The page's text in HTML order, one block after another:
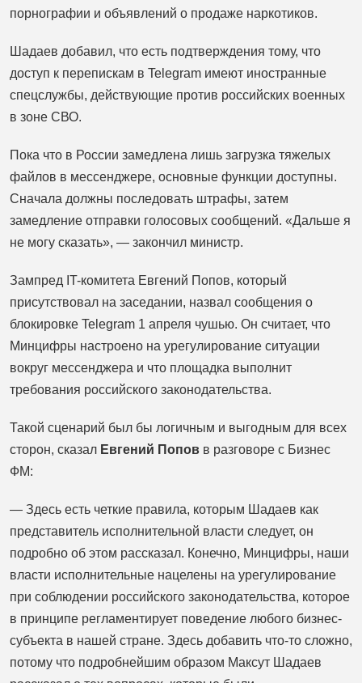
порнографии и объявлений о продаже наркотиков.
Шадаев добавил, что есть подтверждения тому, что
доступ к перепискам в Telegram имеют иностранные
спецслужбы, действующие против российских военных
в зоне СВО.
Пока что в России замедлена лишь загрузка тяжелых
файлов в мессенджере, основные функции доступны.
Сначала должны последовать штрафы, затем
замедление отправки голосовых сообщений. «Дальше я
не могу сказать», — закончил министр.
Зампред IT-комитета Евгений Попов, который
присутствовал на заседании, назвал сообщения о
блокировке Telegram 1 апреля чушью. Он считает, что
Минцифры настроено на урегулирование ситуации
вокруг мессенджера и что площадка выполнит
требования российского законодательства.
Такой сценарий был бы логичным и выгодным для всех
сторон, сказал Евгений Попов в разговоре с Бизнес
ФМ:
— Здесь есть четкие правила, которым Шадаев как
представитель исполнительной власти следует, он
подробно об этом рассказал. Конечно, Минцифры, наши
власти исполнительные нацелены на урегулирование
при соблюдении российского законодательства, которое
в принципе регламентирует поведение любого бизнес-
субъекта в нашей стране. Здесь добавить что-то сложно,
потому что подробнейшим образом Максут Шадаев